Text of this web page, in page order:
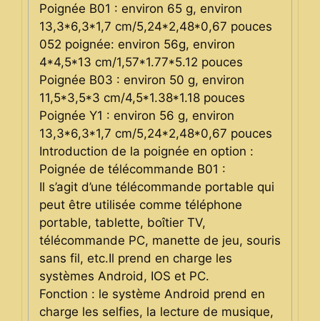
Poignée B01 : environ 65 g, environ
13,3*6,3*1,7 cm/5,24*2,48*0,67 pouces
052 poignée: environ 56g, environ
4*4,5*13 cm/1,57*1.77*5.12 pouces
Poignée B03 : environ 50 g, environ
11,5*3,5*3 cm/4,5*1.38*1.18 pouces
Poignée Y1 : environ 56 g, environ
13,3*6,3*1,7 cm/5,24*2,48*0,67 pouces
Introduction de la poignée en option :
Poignée de télécommande B01 :
Il s’agit d’une télécommande portable qui
peut être utilisée comme téléphone
portable, tablette, boîtier TV,
télécommande PC, manette de jeu, souris
sans fil, etc.Il prend en charge les
systèmes Android, IOS et PC.
Fonction : le système Android prend en
charge les selfies, la lecture de musique,